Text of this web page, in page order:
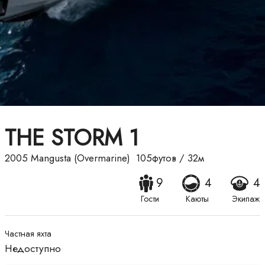
THE STORM 1
2005 Mangusta (Overmarine) 105футов / 32м
9
Гости
4
Каюты
4
Экипаж
Частная яхта
Недоступно